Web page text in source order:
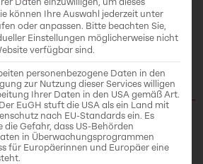
können Ihre Auswahl jederzeit unter
oder anpassen. Bitte beachten Sie,
Einstellungen möglicherweise nicht
verfügbar sind.
personenbezogene Daten in den
zur Nutzung dieser Services willigen
Ihrer Daten in den USA gemäß Art.
EuGH stuft die USA als ein Land mit
nach EU-Standards ein. Es
die Gefahr, dass US-Behörden
in Überwachungsprogrammen
für Europäerinnen und Europäer eine